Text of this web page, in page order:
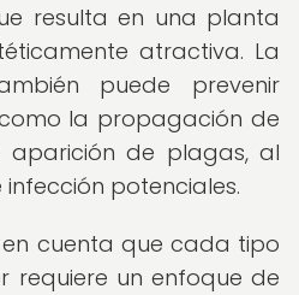
resulta en una planta
atractiva. La
puede prevenir
la propagación de
de plagas, al
potenciales.
cuenta que cada tipo
requiere un enfoque de